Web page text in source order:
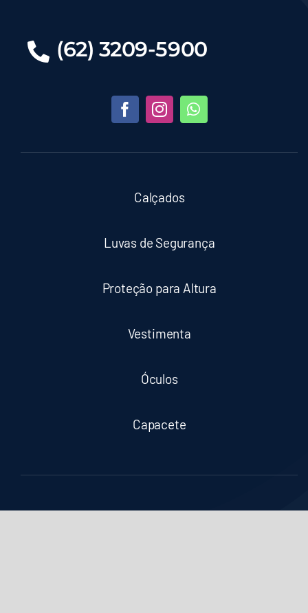
(62) 3209-5900
Calçados
Luvas de Segurança
Proteção para Altura
Vestimenta
Óculos
Capacete